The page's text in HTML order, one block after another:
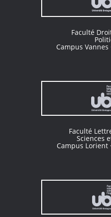
Faculté
Campus Vannes
Faculté
Sciences
Campus Lorient ·